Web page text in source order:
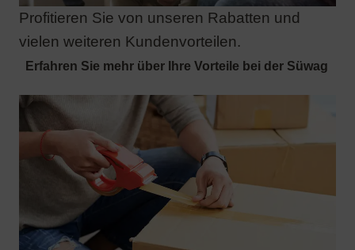
Profitieren Sie von unseren Rabatten und
vielen weiteren Kundenvorteilen.